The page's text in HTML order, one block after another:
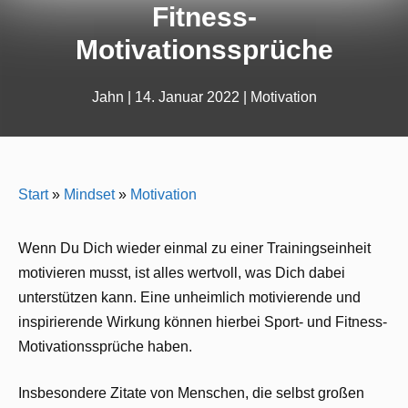
Fitness-
Motivationssprüche
Jahn 14. Januar 2022 Motivation
Start» Mindset» Motivation
Wenn Du Dich wieder einmal zu einer Trainingseinheit
motivieren musst, ist alles wertvoll, was Dich dabei
unterstützen kann. Eine unheimlich motivierende und
inspirierende Wirkung können hierbei Sport- und Fitness-
Motivationssprüche haben.
Insbesondere Zitate von Menschen, die selbst großen